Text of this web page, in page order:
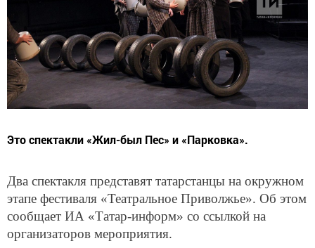
Это спектакли «Жил-был Пес» и «Парковка».
Два спектакля представят татарстанцы на окружном
этапе фестиваля «Театральное Приволжье». Об этом
сообщает ИА «Татар-информ» со ссылкой на
организаторов мероприятия.